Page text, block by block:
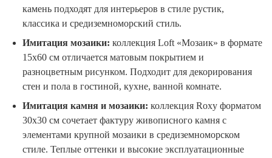
камень подходят для интерьеров в стиле рустик,
классика и средиземноморский стиль.
Имитация мозаики: коллекция Loft «Мозаик» в формате
15х60 см отличается матовым покрытием и
разноцветным рисунком. Подходит для декорирования
стен и пола в гостиной, кухне, ванной комнате.
Имитация камня и мозаики: коллекция Roxy форматом
30х30 см сочетает фактуру живописного камня с
элементами крупной мозаики в средиземноморском
стиле. Теплые оттенки и высокие эксплуатационные